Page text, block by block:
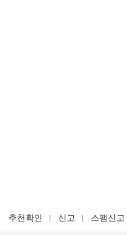
추천확인 신고 스팸신고